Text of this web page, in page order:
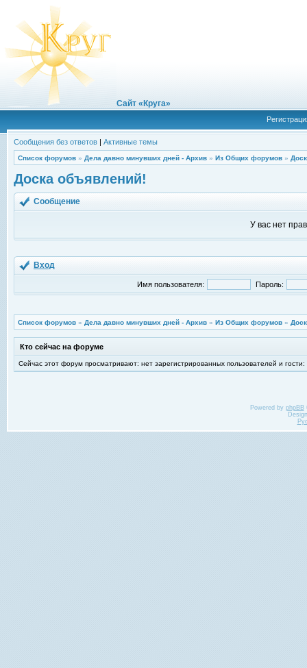
Сайт «Круга»
Сообщения без ответов | Активные темы
Список форумов » Дела давно минувших дней - Архив » Из Общих форумов »
Доска объявлений!
Сообщение
У вас нет
Вход
Имя пользователя: Пароль:
Список форумов » Дела давно минувших дней - Архив » Из Общих форумов »
Кто сейчас на форуме
Сейчас этот форум просматривают: нет зарегистрированных пользователей и гости:
Powered by phpBB